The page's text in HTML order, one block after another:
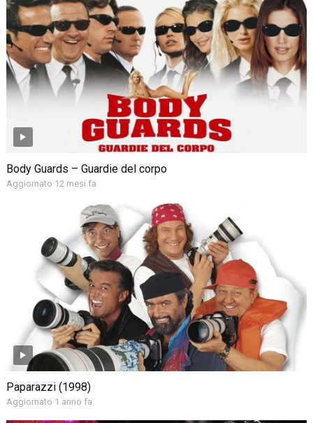
Body Guards – Guardie del corpo
Aggiornato 12 mesi fa
Paparazzi (1998)
Aggiornato 1 anno fa